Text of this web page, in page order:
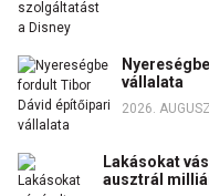
vállalata
2026.
Lakásokat
ausztrál